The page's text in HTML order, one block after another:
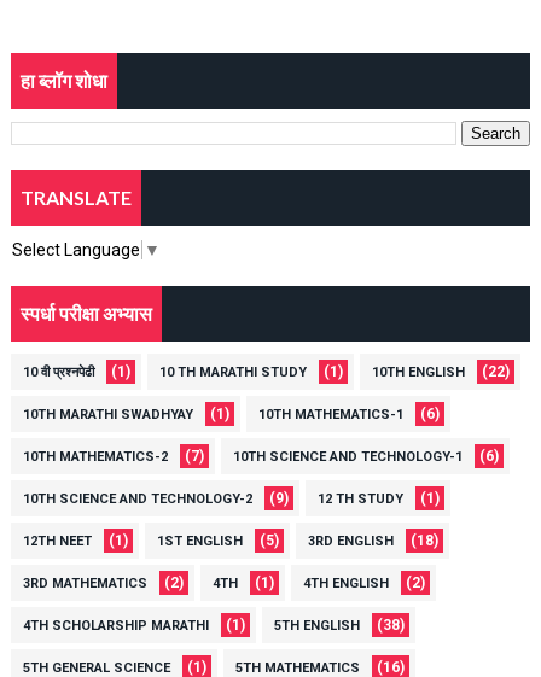
हा ब्लॉग शोधा
TRANSLATE
Select Language ▼
स्पर्धा परीक्षा अभ्यास
10 वी प्रश्नपेढी (1) 10 TH MARATHI STUDY (1) 10TH ENGLISH (22)
10TH MARATHI SWADHYAY (1) 10TH MATHEMATICS-1 (6)
10TH MATHEMATICS-2 (7) 10TH SCIENCE AND TECHNOLOGY-1 (6)
10TH SCIENCE AND TECHNOLOGY-2 (9) 12 TH STUDY (1)
12TH NEET (1) 1ST ENGLISH (5) 3RD ENGLISH (18)
3RD MATHEMATICS (2) 4TH (1) 4TH ENGLISH (2)
4TH SCHOLARSHIP MARATHI (1) 5TH ENGLISH (38)
5TH GENERAL SCIENCE (1) 5TH MATHEMATICS (16)